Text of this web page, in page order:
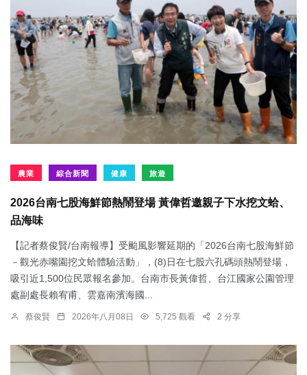
農業 綜合新聞 健康 旅遊
2026台南七股海鮮節熱鬧登場 黃偉哲邀親子下水挖文蛤、
品海味
【記者蔡俊賢/台南報導】受颱風影響延期的「2026台南七股海鮮節
－觀光赤嘴園挖文蛤體驗活動」，(8)日在七股六孔碼頭熱鬧登場，
吸引近1,500位民眾報名參加。台南市長黃偉哲、台江國家公園管理
處副處長賴宥甫、雲嘉南濱海國...
蔡俊賢 2026年八月08日 5,725 觀看 2 分享